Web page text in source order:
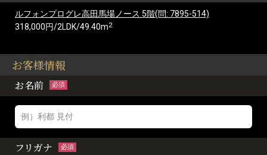
ルフォンプログレ高田馬場ノース 5階(問: 7895-514)
318,000円/2LDK/49.40m2
お客様情報
お名前 必須
フリガナ 必須